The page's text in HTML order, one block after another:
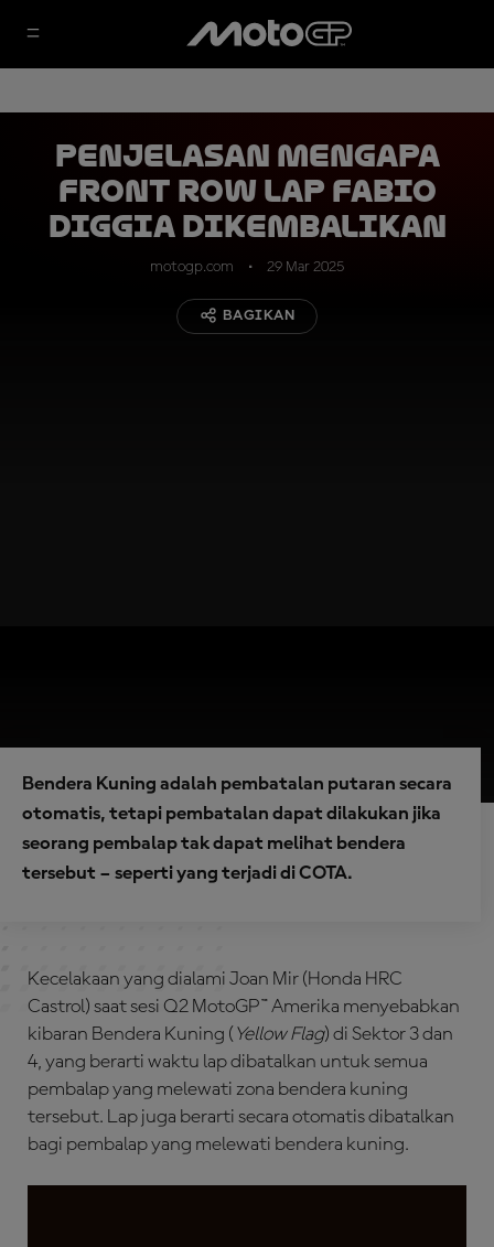
Penjelasan Mengapa
Front Row Lap Fabio
Diggia Dikembalikan
motogp.com 29 Mar 2025
BAGIKAN
Bendera Kuning adalah pembatalan putaran secara
otomatis, tetapi pembatalan dapat dilakukan jika
seorang pembalap tak dapat melihat bendera
tersebut – seperti yang terjadi di COTA.
Kecelakaan yang dialami Joan Mir (Honda HRC
Castrol) saat sesi Q2 MotoGP™ Amerika menyebabkan
kibaran Bendera Kuning ( Yellow Flag) di Sektor 3 dan
4, yang berarti waktu lap dibatalkan untuk semua
pembalap yang melewati zona bendera kuning
tersebut. Lap juga berarti secara otomatis dibatalkan
bagi pembalap yang melewati bendera kuning.